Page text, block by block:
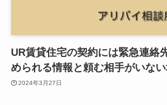
UR賃貸住宅の契約には緊急連絡
められる情報と頼む相手がいな
2024年3月27日